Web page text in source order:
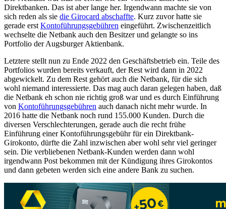
Direktbanken. Das ist aber lange her. Irgendwann machte sie von
sich reden als sie die Girocard abschaffte. Kurz zuvor hatte sie
gerade erstKontoführungsgebühren eingeführt. Zwischenzeitlich
wechselte die Netbank auch den Besitzer und gelangte so ins
Portfolio der Augsburger Aktienbank.
Letztere stellt nun zu Ende 2022 den Geschäftsbetrieb ein. Teile des
Portfolios wurden bereits verkauft, der Rest wird dann in 2022
abgewickelt. Zu dem Rest gehört auch die Netbank, für die sich
wohl niemand interessierte. Das mag auch daran gelegen haben, daß
die Netbank eh schon nie richtig groß war und es durch Einführung
von Kontoführungsgebühren auch danach nicht mehr wurde. In
2016 hatte die Netbank noch rund 155.000 Kunden. Durch die
diversen Verschlechterungen, gerade auch die recht frühe
Einführung einer Kontoführungsgebühr für ein Direktbank-
Girokonto, dürfte die Zahl inzwischen aber wohl sehr viel geringer
sein. Die verbliebenen Netbank-Kunden werden dann wohl
irgendwann Post bekommen mit der Kündigung ihres Girokontos
und dann gebeten werden sich eine andere Bank zu suchen.